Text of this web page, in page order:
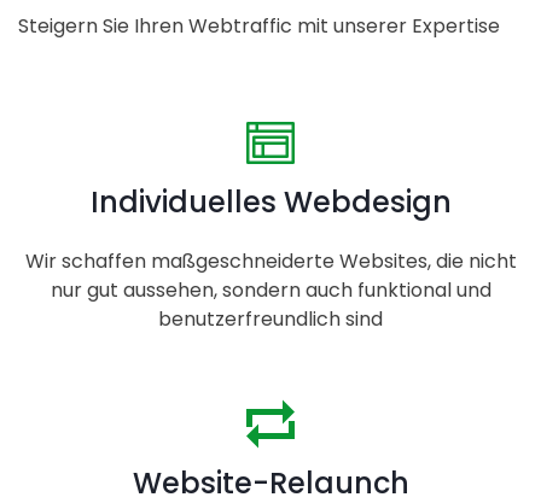
Steigern Sie Ihren Webtraffic mit unserer Expertise
Individuelles Webdesign
Wir schaffen maßgeschneiderte Websites, die nicht
nur gut aussehen, sondern auch funktional und
benutzerfreundlich sind
Website-Relaunch